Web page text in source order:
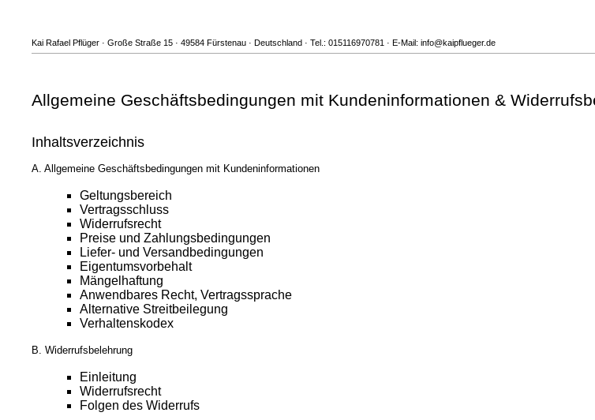
Kai Rafael Pflüger · Große Straße 15 · 49584 Fürstenau · Deutschland · Tel.: 015116970781 · E-Mail: info@kaipflueger.de
Allgemeine Geschäftsbedingungen mit Kundeninformationen &
Inhaltsverzeichnis
A. Allgemeine Geschäftsbedingungen mit Kundeninformationen
Geltungsbereich
Vertragsschluss
Widerrufsrecht
Preise und Zahlungsbedingungen
Liefer- und Versandbedingungen
Eigentumsvorbehalt
Mängelhaftung
Anwendbares Recht, Vertragssprache
Alternative Streitbeilegung
Verhaltenskodex
B. Widerrufsbelehrung
Einleitung
Widerrufsrecht
Folgen des Widerrufs